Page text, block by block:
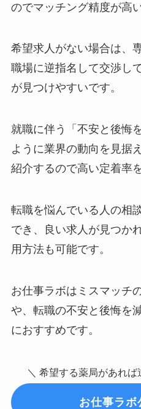
のでマッチング精度が高
希望求人がない場合は、
職場に逆指名して交渉し
が見つけやすいです。
就職に伴う「不安と後悔
ように業界の動向を見据
紹介するので高い定着率
転職を悩んでいる人の相
でき、良い求人が見つか
用方法も可能です。
お仕事ラボはミスマッチ
や、転職の不安と後悔を
におすすめです。
＼ 希望する薬局があれ
お仕事ラボ